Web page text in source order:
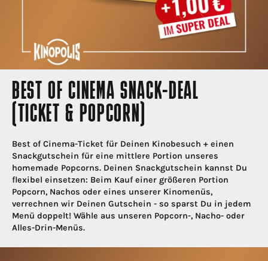
BEST OF CINEMA SNACK-DEAL
(TICKET & POPCORN)
Best of Cinema-Ticket für Deinen Kinobesuch + einen
Snackgutschein für eine mittlere Portion unseres
homemade Popcorns. Deinen Snackgutschein kannst Du
flexibel einsetzen: Beim Kauf einer größeren Portion
Popcorn, Nachos oder eines unserer Kinomenüs,
verrechnen wir Deinen Gutschein - so sparst Du in jedem
Menü doppelt! Wähle aus unseren Popcorn-, Nacho- oder
Alles-Drin-Menüs.